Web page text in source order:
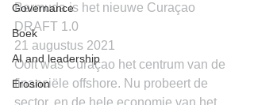
Governance
Boek
AI and leadership
Erosion
Bermuda is het nieuwe Curaçao
DRAFT 1.0
21 augustus 2021
Ooit was Curaçao het centrum van de
financiële offshore. Nu probeert de
sector, en de hele economie van het